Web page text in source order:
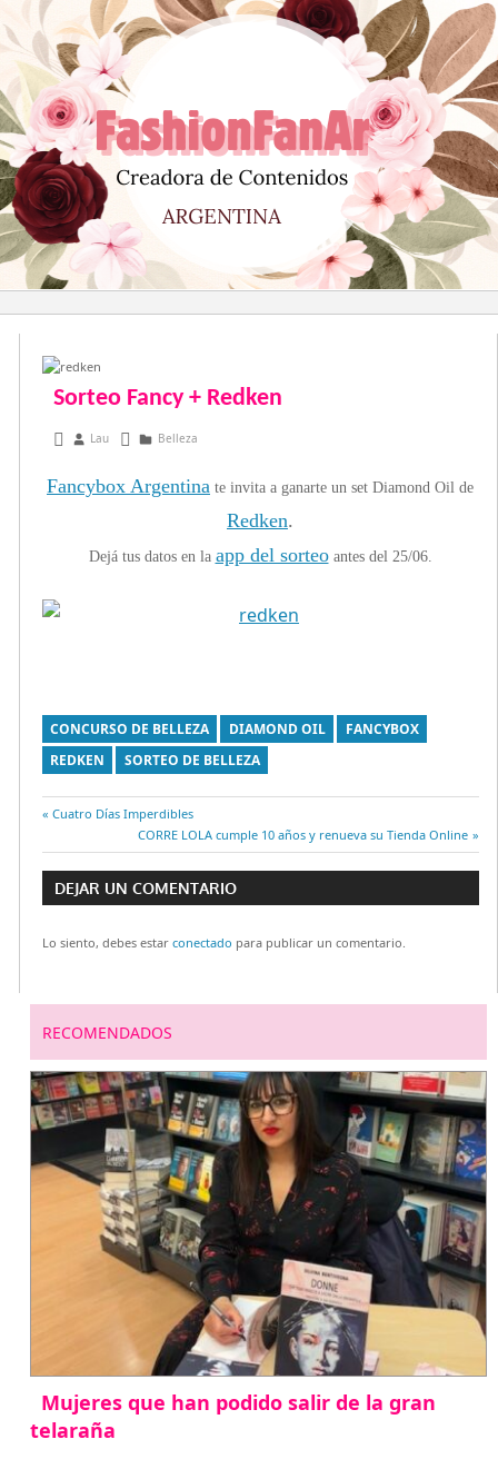
al
contenido
Sorteo Fancy + Redken
junio 20, 2013
Lau Belleza
Fancybox Argentina te invita a ganarte un set Diamond Oil de
Redken.
Dejá tus datos en la app del sorteo antes del 25/06.
CONCURSO DE BELLEZA DIAMOND OIL
FANCYBOX
REDKEN
SORTEO DE BELLEZA
Navegación
de
entradas
Entrada
Cuatro Días Imperdibles
Entrada
siguiente:
CORRE LOLA cumple 10 años y renueva su Tienda Online
DEJAR UN COMENTARIO
Lo siento, debes estar conectado para publicar un comentario.
RECOMENDADOS
Mujeres que han podido salir de la gran
telaraña